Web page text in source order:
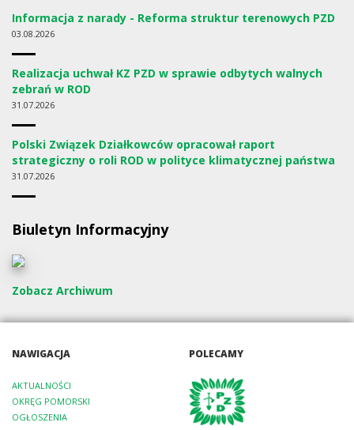
Informacja z narady - Reforma struktur terenowych PZD
03 08.2026
Realizacja uchwał KZ PZD w sprawie odbytych walnych
zebrań w ROD
31 07.2026
Polski Związek Działkowców opracował raport
strategiczny o roli ROD w polityce klimatycznej państwa
31 07.2026
Biuletyn Informacyjny
Zobacz Archiwum
NAWIGACJA
AKTUALNOŚCI
OKRĘG POMORSKI
OGŁOSZENIA
POLECAMY